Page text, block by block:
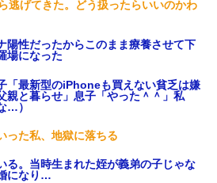
タ
す
ｗ
、
走
量を
軍
悲
逃げてきた。どう扱ったらいいのかわ
陽性だったからこのまま療養させて下
場になった
「最新型のiPhoneも買えない貧乏は嫌
親と暮らせ」息子「やった＾＾」私
…）
った私、地獄に落ちる
る。当時生まれた姪が義弟の子じゃな
になり…